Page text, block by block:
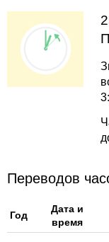
Переводов
Год
Дата и
время